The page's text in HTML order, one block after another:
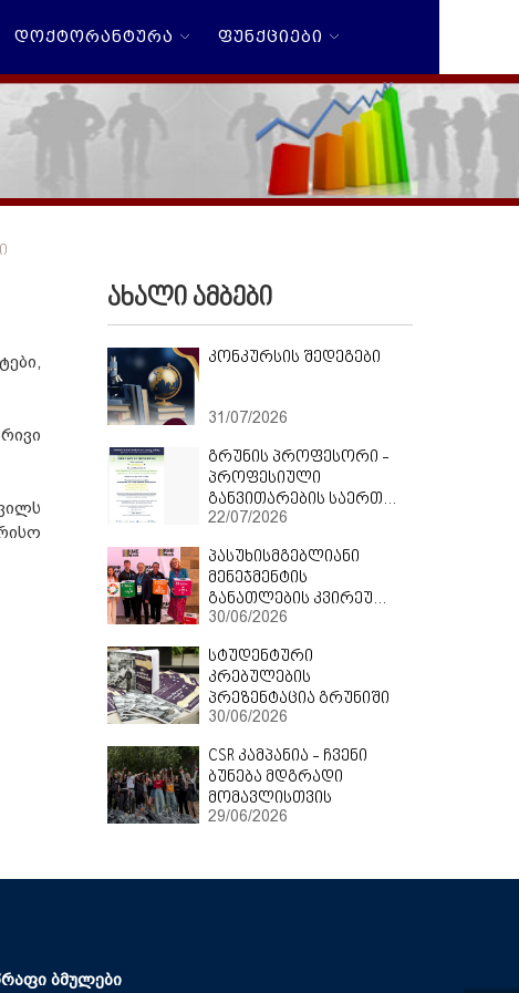
ᲓᲝᲥᲢᲝᲠᲐᲜᲢᲣᲠᲐ ᲤᲣᲜᲥᲪᲘᲔᲑᲘ
ახალი ამბები
კონკურსის შედეგები
31/07/2026
გრუნის პროფესორი -
პროფესიული
განვითარების საერთაშორისო პროექტის მონაწილე
22/07/2026
პასუხისმგებლიანი
მენეჯმენტის
განათლების კვირეული 2026
30/06/2026
სტუდენტური
კრებულების
პრეზენტაცია გრუნიში
30/06/2026
CSR კამპანია - ჩვენი
ბუნება მდგრადი
მომავლისთვის
29/06/2026
ბმულები